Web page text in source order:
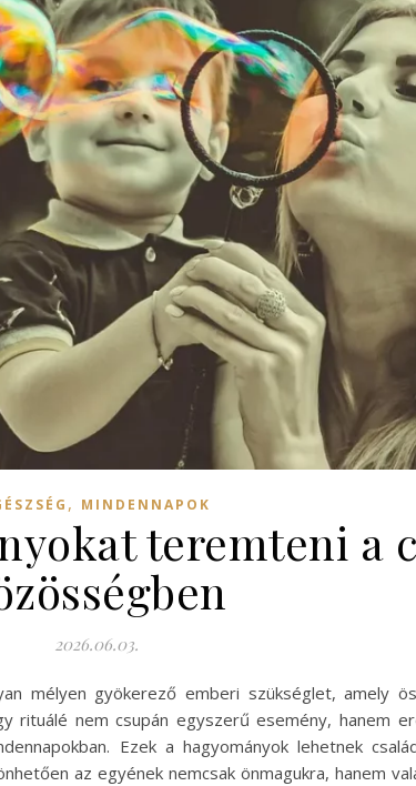
, MINDENNAPOK
teremteni a
2026.06.03.
mélyen gyökerező emberi szükséglet, amely
rituálé nem csupán egyszerű esemény, hanem
Ezek a hagyományok lehetnek
az egyének nemcsak önmagukra, hanem